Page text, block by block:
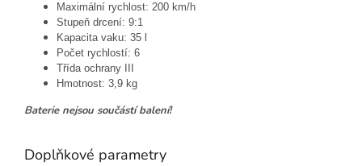
Maximální rychlost: 200 km/h
Stupeň drcení: 9:1
Kapacita vaku: 35 l
Počet rychlostí: 6
Třída ochrany III
Hmotnost: 3,9 kg
Baterie nejsou součástí balení!
Doplňkové parametry